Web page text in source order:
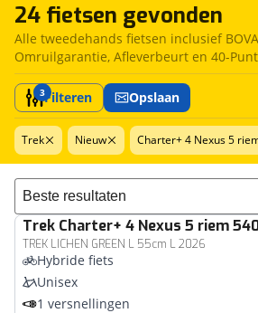
24 fietsen gevonden
Alle tweedehands fietsen inclusief
Omruilgarantie, Afleverbeurt en 40-
3Filteren Opslaan
Trek Nieuw Charter+ 4 Nexus 5
Sorteer resultaten
Trek Charter+ 4 Nexus 5 riem
TREK LICHEN GREEN L 55cm L 2026
Hybride fiets
Unisex
1 versnellingen